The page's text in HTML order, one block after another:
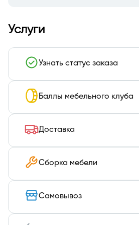
Услуги
Узнать статус заказа
Баллы мебельного клуба
Доставка
Сборка мебели
Самовывоз